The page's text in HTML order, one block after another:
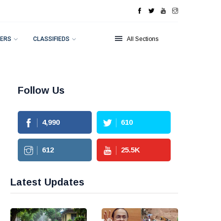
CLASSIFIEDS All Sections
Follow Us
4,990 610
612 25.5K
Latest Updates